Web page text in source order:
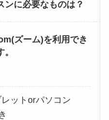
ンに必要なものは？
ズーム)を利用でき
ットorパソコン